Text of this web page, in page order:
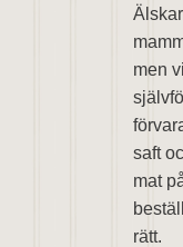
men
saft
mat
rätt.